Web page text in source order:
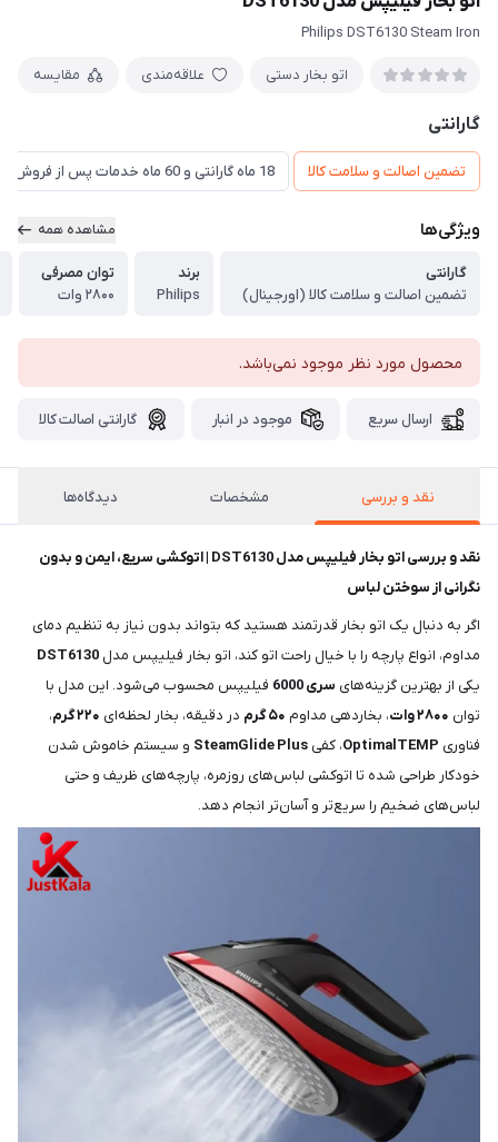
Philips DST6130 Steam Iron
اتو بخار دستی علاقه‌مندی مقایسه
گارانتی
تضمین اصالت و سلامت کالا 18 ماه گارانتی و 60 ماه خدمات پس از فروش و ضمانت تعویض
ویژگی‌ها مشاهده همه
گارانتی
تضمین اصالت و سلامت کالا (اورجینال)
برند
Philips
توان مصرفی
۲۸۰۰ وات
محصول مورد نظر موجود نمی‌باشد.
ارسال سریع موجود در انبار گارانتی اصالت کالا
نقد و بررسی مشخصات دیدگاه‌ها
نقد و بررسی اتو بخار فیلیپس مدل DST6130 | اتوکشی سریع، ایمن و بدون
نگرانی از سوختن لباس
اگر به دنبال یک اتو بخار قدرتمند هستید که بتواند بدون نیاز به تنظیم دمای
مداوم، انواع پارچه را با خیال راحت اتو کند، اتو بخار فیلیپس مدل DST6130
یکی از بهترین گزینه‌های سری 6000
فیلیپس محسوب می‌شود. این مدل با
توان ۲۸۰۰ وات ، بخاردهی مداوم ۵۰ گرم در دقیقه، بخار لحظه‌ای ۲۲۰ گرم
،
فناوری OptimalTEMP، کفی SteamGlide Plus و سیستم خاموش شدن
خودکار طراحی شده تا اتوکشی لباس‌های روزمره، پارچه‌های ظریف و حتی
لباس‌های ضخیم را سریع‌تر و آسان‌تر انجام دهد.